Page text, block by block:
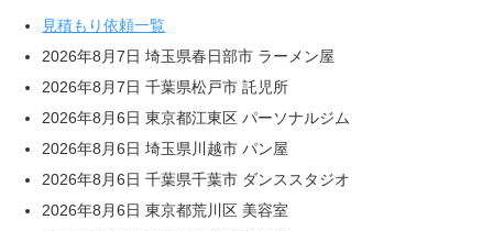
見積もり依頼一覧
2026年8月7日 埼玉県春日部市 ラーメン屋
2026年8月7日 千葉県松戸市 託児所
2026年8月6日 東京都江東区 パーソナルジム
2026年8月6日 埼玉県川越市 パン屋
2026年8月6日 千葉県千葉市 ダンススタジオ
2026年8月6日 東京都荒川区 美容室